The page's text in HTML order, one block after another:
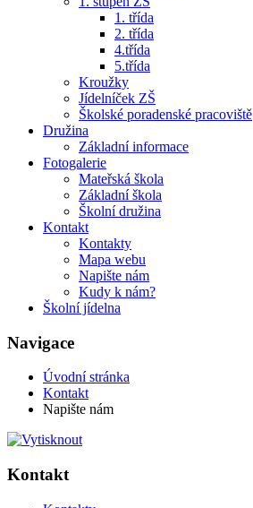
1. třída
2. třída
4.třída
5.třída
Kroužky
Jídelníček ZŠ
Školské poradenské pracoviště
Družina
Základní informace
Fotogalerie
Mateřská škola
Základní škola
Školní družina
Kontakt
Kontakty
Mapa webu
Napište nám
Kudy k nám?
Školní jídelna
Navigace
Úvodní stránka
Kontakt
Napište nám
Kontakt